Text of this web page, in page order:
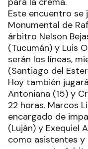
Este encuentro se
Monumental de
árbitro Nelson
(Tucumán) y Luis
serán los líneas,
(Santiago del
Hoy también
Antoniana (15) y
22 horas. Marcos
encargado de
(Luján) y Exequiel
como asistentes y